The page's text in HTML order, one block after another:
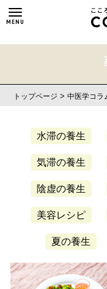
MENU
トップページ >中医学コラ
水滞の養生
気滞の養生
陰虚の養生
美容レシピ
夏の養生